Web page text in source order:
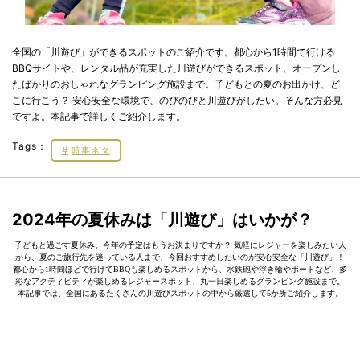
全国の「川遊び」ができるスポットのご紹介です。都心から1時間で行ける
BBQサイトや、レンタル品が充実した川遊びができるスポット、オープンし
たばかりのおしゃれなグランピング施設まで。子どもとの夏のお出かけ、ど
こに行こう？ 安心安全な環境で、のびのびと川遊びがしたい。そんな方必見
ですよ。本記事で詳しくご紹介します。
Tags： 時事ネタ
2024年の夏休みは「川遊び」はいかが？
子どもと過ごす夏休み。今年の予定はもうお決まりですか？ 気軽にレジャーを楽しみたい人
から、夏のご旅行先を迷っている人まで、今回おすすめしたいのが安心安全な「川遊び」！
都心から1時間ほどで行けてBBQも楽しめるスポットから、水鉄砲や浮き輪やボートなど、多
彩なアクティビティが楽しめるレジャースポット、丸一日楽しめるグランピング施設まで。
本記事では、全国にあるたくさんの川遊びスポットの中から厳選して5か所ご紹介します。